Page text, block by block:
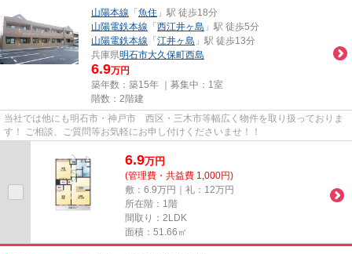
山陽本線 「 魚住 」駅 徒歩18分
山陽電鉄本線 「 西江井ヶ島 」駅 徒歩5分
山陽電鉄本線 「 江井ヶ島 」駅 徒歩13分
兵庫県明石市大久保町西島
6.9万円
築年数：築15年 ｜募集中： 1室
階数：2階建
当社では他にも明石市・神戸市 西区・三木市等幅広く物件を取り扱っておりま
す！ ご相談、ご質問等お気軽にお申し付けくださいませ！！
6.9万円
(管理費・共益費 1,000円)
敷：6.9万円｜礼：12万円
所在階：1階
間取り：2LDK
面積：51.66㎡